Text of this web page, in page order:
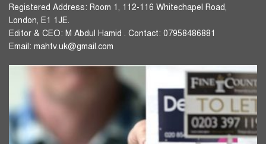
Registered Address: Room 1, 112-116 Whitechapel Road,
London, E1 1JE.
Editor & CEO: M Abdul Hamid . Contact: 07958486881
Email: mahtv.uk@gmail.com